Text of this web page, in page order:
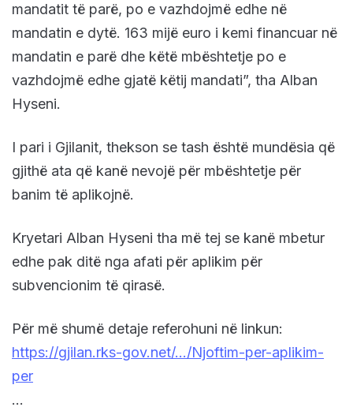
mandatit të parë, po e vazhdojmë edhe në
mandatin e dytë. 163 mijë euro i kemi financuar në
mandatin e parë dhe këtë mbështetje po e
vazhdojmë edhe gjatë këtij mandati”, tha Alban
Hyseni.
I pari i Gjilanit, thekson se tash është mundësia që
gjithë ata që kanë nevojë për mbështetje për
banim të aplikojnë.
Kryetari Alban Hyseni tha më tej se kanë mbetur
edhe pak ditë nga afati për aplikim për
subvencionim të qirasë.
Për më shumë detaje referohuni në linkun:
https://gjilan.rks-gov.net/…/Njoftim-per-aplikim-
per
…